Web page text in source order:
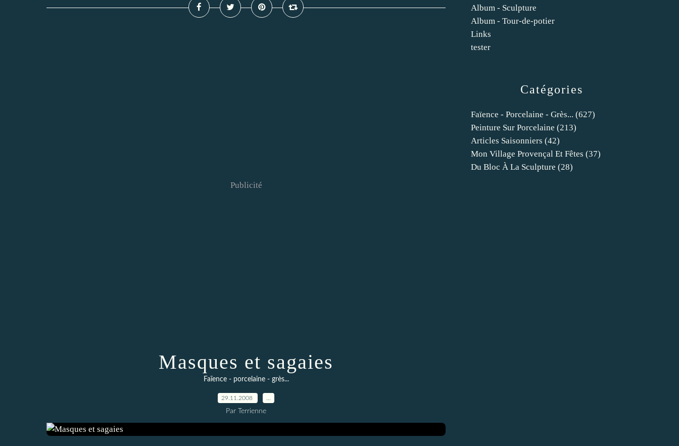
Publicité
Masques et sagaies
Faïence - porcelaine - grès...
29.11.2008
Par Terrienne
Catégories
Faïence - Porcelaine - Grès... (627)
Peinture Sur Porcelaine (213)
Articles Saisonniers (42)
Mon Village Provençal Et Fêtes (37)
Du Bloc À La Sculpture (28)
Album - Sculpture
Album - Tour-de-potier
Links
tester